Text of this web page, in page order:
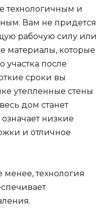
технологичным и
Вам не придется
рабочую силу или
материалы, которые
участка после
сроки вы
утепленные стены
дом станет
низкие
и отличное
менее, технология